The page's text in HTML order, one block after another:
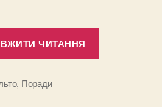
ЧИТАННЯ
, Поради